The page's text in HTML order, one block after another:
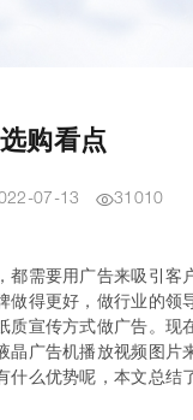
购看点
07-13 31010
都需要用广告来吸引客
做得更好，做行业的领
质宣传方式做广告。现
晶广告机播放视频图片
什么优势呢，本文总结